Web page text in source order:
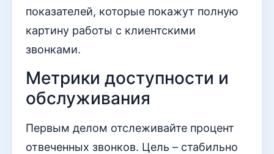
показателей, которые покажут полную
картину работы с клиентскими
звонками.
Метрики доступности и
обслуживания
Первым делом отслеживайте процент
отвеченных звонков. Цель – стабильно